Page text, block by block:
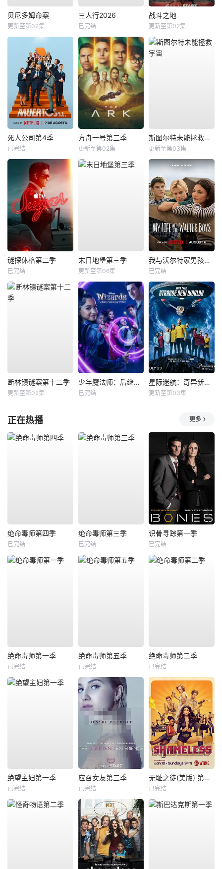
贝尼多姆命案
更新至第02集
三人行2026
已完结
战斗之地
更新至第02集
死人公司第4季
已完结
方舟一号第三季
更新至第02集
斯图尔特未能拯救宇宙
更新至第03集
谜探休格第二季
已完结
末日地堡第三季
更新至第06集
我与沃尔特家男孩的生活第三季
已完结
断林镇谜案第十二季
更新至第02集
少年魔法师：后继者第三季
已完结
星际迷航：奇异新世界第四季
更新至第03集
正在热播 更多
绝命毒师第四季
已完结
绝命毒师第三季
已完结
识骨寻踪第一季
已完结
绝命毒师第一季
已完结
绝命毒师第五季
已完结
绝命毒师第二季
已完结
绝望主妇第一季
已完结
应召女友第三季
已完结
无耻之徒(美版) 第六季
已完结